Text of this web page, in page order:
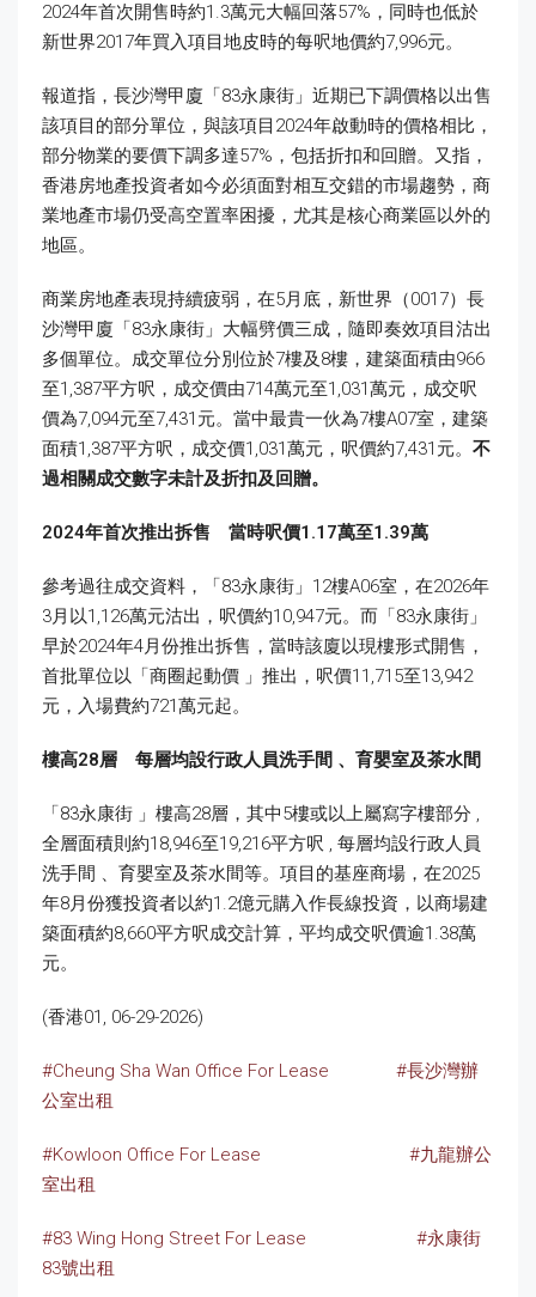
2024年首次開售時約1.3萬元大幅回落57%，同時也低於
新世界2017年買入項目地皮時的每呎地價約7,996元。
報道指，長沙灣甲廈「83永康街」近期已下調價格以出售
該項目的部分單位，與該項目2024年啟動時的價格相比，
部分物業的要價下調多達57%，包括折扣和回贈。又指，
香港房地產投資者如今必須面對相互交錯的市場趨勢，商
業地產市場仍受高空置率困擾，尤其是核心商業區以外的
地區。
商業房地產表現持續疲弱，在5月底，新世界（0017）長
沙灣甲廈「83永康街」大幅劈價三成，隨即奏效項目沽出
多個單位。成交單位分別位於7樓及8樓，建築面積由966
至1,387平方呎，成交價由714萬元至1,031萬元，成交呎
價為7,094元至7,431元。當中最貴一伙為7樓A07室，建築
面積1,387平方呎，成交價1,031萬元，呎價約7,431元。 不
過相關成交數字未計及折扣及回贈。
2024年首次推出拆售 當時呎價1.17萬至1.39萬
參考過往成交資料，「83永康街」12樓A06室，在2026年
3月以1,126萬元沽出，呎價約10,947元。而「83永康街」
早於2024年4月份推出拆售，當時該廈以現樓形式開售，
首批單位以「商圈起動價 」推出，呎價11,715至13,942
元，入場費約721萬元起。
樓高28層 每層均設行政人員洗手間 、育嬰室及茶水間
「83永康街 」樓高28層，其中5樓或以上屬寫字樓部分 ,
全層面積則約18,946至19,216平方呎 , 每層均設行政人員
洗手間 、育嬰室及茶水間等。項目的基座商場，在2025
年8月份獲投資者以約1.2億元購入作長線投資，以商場建
築面積約8,660平方呎成交計算，平均成交呎價逾1.38萬
元。
(香港01, 06-29-2026)
#Cheung Sha Wan Office For Lease
#長沙灣辦
公室出租
#Kowloon Office For Lease
#九龍辦公
室出租
#83 Wing Hong Street For Lease
#永康街
83號出租